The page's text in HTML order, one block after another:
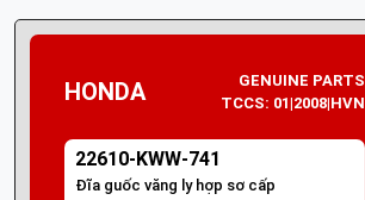
HONDA
GENUINE PARTS
TCCS: 01|2008|HVN
22610-KWW-741
Đĩa guốc văng ly hợp sơ cấp